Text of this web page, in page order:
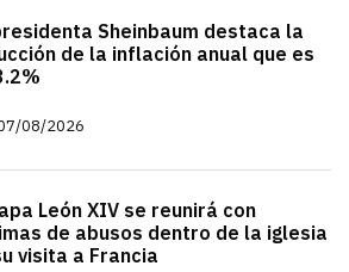
Sheinbaum destaca la
de la inflación anual que es
08/2026
León XIV se reunirá con
de abusos dentro de la iglesia
visita a Francia